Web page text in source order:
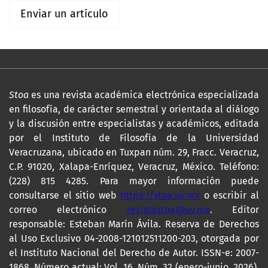
Enviar un artículo
Stoa es una revista académica electrónica especializada
en filosofía, de carácter semestral y orientada al diálogo
y la discusión entre especialistas y académicos, editada
por el Instituto de Filosofía de la Universidad
Veracruzana, ubicado en Tuxpan núm. 29, Fracc. Veracruz,
C.P. 91020, Xalapa-Enríquez, Veracruz, México. Teléfono:
(228) 815 4285. Para mayor información puede
consultarse el sitio web https://stoa.uv.mx o escribir al
correo electrónico revistastoa@uv.mx. Editor
responsable: Esteban Marín Ávila. Reserva de Derechos
al Uso Exclusivo 04-2008-121012511200-203, otorgada por
el Instituto Nacional del Derecho de Autor. ISSN-e: 2007-